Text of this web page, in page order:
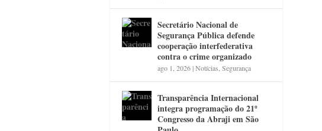
Secretário Nacional de
Segurança Pública defende
cooperação interfederativa
contra o crime organizado
ago 1, 2026|Notícias ,Segurança
Transparência Internacional
integra programação do 21º
Congresso da Abraji em São